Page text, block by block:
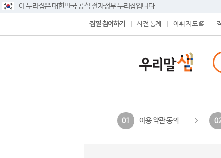
이 누리집은 대한민국 공식 전자정부 누리집입니다.
집필 참여하기 사전 통계 어휘 지도
01 이용 약관 동의